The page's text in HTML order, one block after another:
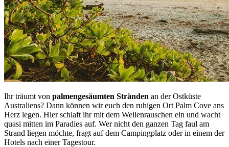
Ihr träumt von palmengesäumten Stränden an der Ostküste
Australiens? Dann können wir euch den ruhigen Ort Palm Cove ans
Herz legen. Hier schlaft ihr mit dem Wellenrauschen ein und wacht
quasi mitten im Paradies auf. Wer nicht den ganzen Tag faul am
Strand liegen möchte, fragt auf dem Campingplatz oder in einem der
Hotels nach einer Tagestour.